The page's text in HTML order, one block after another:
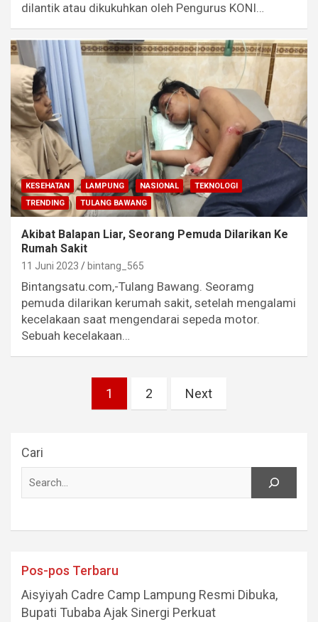
dilantik atau dikukuhkan oleh Pengurus KONI…
KESEHATAN LAMPUNG NASIONAL
TEKNOLOGI
TRENDING
TULANG BAWANG
Akibat Balapan Liar, Seorang Pemuda Dilarikan Ke
Rumah Sakit
11 Juni 2023 bintang_565
Bintangsatu.com,-Tulang Bawang. Seoramg
pemuda dilarikan kerumah sakit, setelah mengalami
kecelakaan saat mengendarai sepeda motor.
Sebuah kecelakaan…
1 2 Next
Cari
Pos-pos Terbaru
Aisyiyah Cadre Camp Lampung Resmi Dibuka,
Bupati Tubaba Ajak Sinergi Perkuat